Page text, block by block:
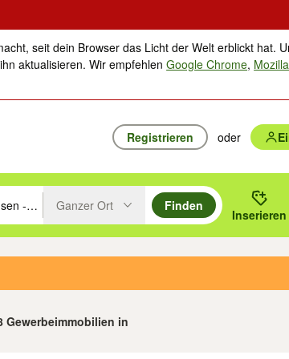
seit dein Browser das Licht der Welt erblickt hat.
aktualisieren. Wir empfehlenGoogle Chrome,
Registrieren oder
nach oben/unten durchsuchen und mit
Eingabetaste drücken um zu suchen, oder
Ganzer Ort
Finden
Inserieren
Gewerbeimmobilien in